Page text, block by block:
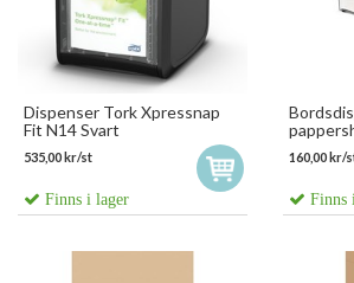
Dispenser Tork Xpressnap
Fit N14 Svart
535,00 kr/st
Finns i lager
160,00 kr/
Finns